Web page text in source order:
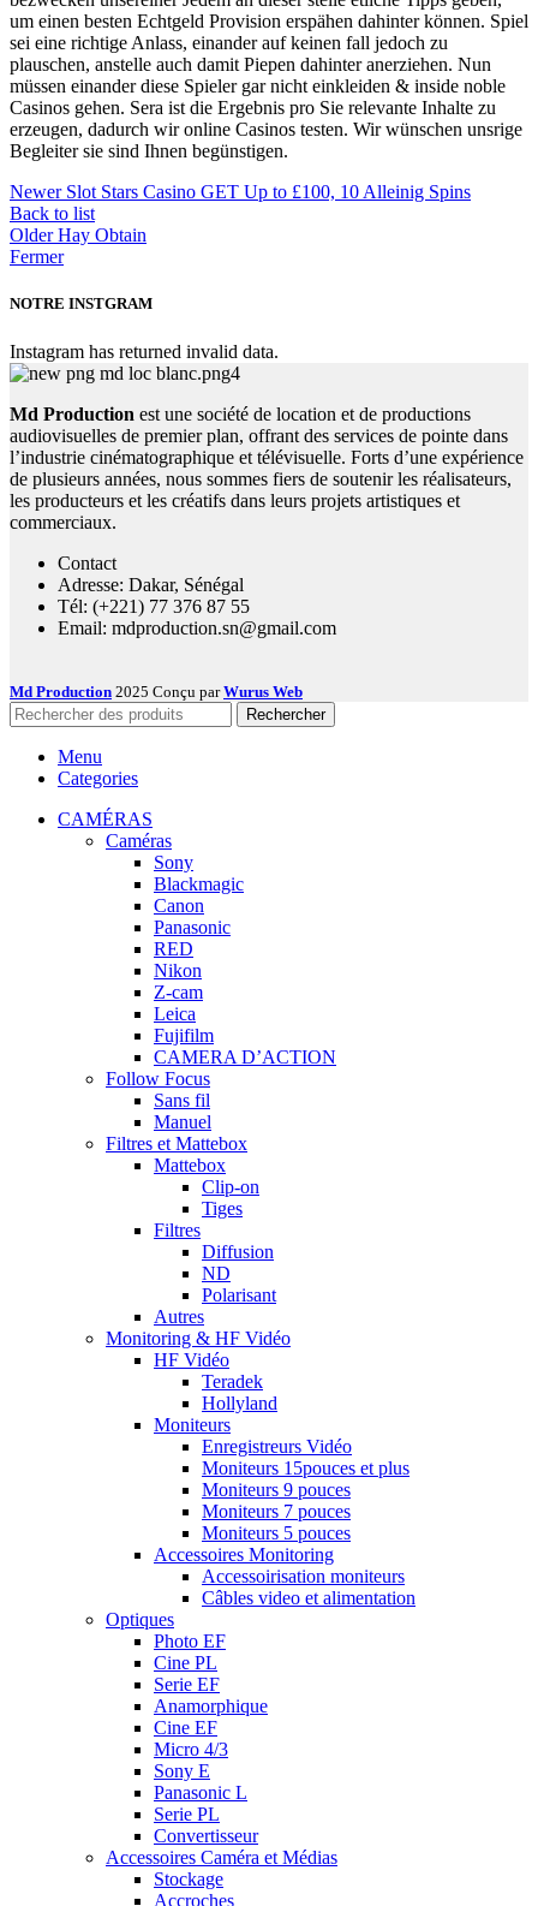
um einen besten Echtgeld Provision erspähen dahinter können. Spiel
sei eine richtige Anlass, einander auf keinen fall jedoch zu
plauschen, anstelle auch damit Piepen dahinter anerziehen. Nun
müssen einander diese Spieler gar nicht einkleiden & inside noble
Casinos gehen. Sera ist die Ergebnis pro Sie relevante Inhalte zu
erzeugen, dadurch wir online Casinos testen. Wir wünschen unsrige
Begleiter sie sind Ihnen begünstigen.
Newer Slot Stars Casino GET Up to £100, 10 Alleinig Spins
Back to list
Older Hay Obtain
Fermer
NOTRE INSTGRAM
Instagram has returned invalid data.
Md Production est une société de location et de productions
audiovisuelles de premier plan, offrant des services de pointe dans
l’industrie cinématographique et télévisuelle. Forts d’une expérience
de plusieurs années, nous sommes fiers de soutenir les réalisateurs,
les producteurs et les créatifs dans leurs projets artistiques et
commerciaux.
Contact
Adresse: Dakar, Sénégal
Tél: (+221) 77 376 87 55
Email: mdproduction.sn@gmail.com
Md Production 2025 Conçu parWurus Web
Rechercher
Menu
Categories
CAMÉRAS
Caméras
Sony
Blackmagic
Canon
Panasonic
RED
Nikon
Z-cam
Leica
Fujifilm
CAMERA D’ACTION
Follow Focus
Sans fil
Manuel
Filtres et Mattebox
Mattebox
Clip-on
Tiges
Filtres
Diffusion
ND
Polarisant
Autres
Monitoring & HF Vidéo
HF Vidéo
Teradek
Hollyland
Moniteurs
Enregistreurs Vidéo
Moniteurs 15pouces et plus
Moniteurs 9 pouces
Moniteurs 7 pouces
Moniteurs 5 pouces
Accessoires Monitoring
Accessoirisation moniteurs
Câbles video et alimentation
Optiques
Photo EF
Cine PL
Serie EF
Anamorphique
Cine EF
Micro 4/3
Sony E
Panasonic L
Serie PL
Convertisseur
Accessoires Caméra et Médias
Stockage
Accroches